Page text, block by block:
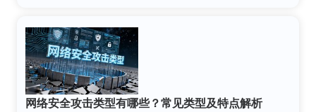
网络安全攻击类型有哪些？常见类型及特点解析